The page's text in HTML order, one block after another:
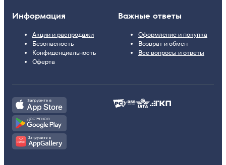
Информация
Акции и распродажи
Безопасность
Конфиденциальность
Оферта
Важные ответы
Оформление и покупка
Возврат и обмен
Все вопросы и ответы